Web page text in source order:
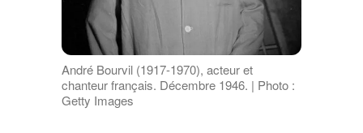
André Bourvil (1917-1970), acteur et
chanteur français. Décembre 1946. | Photo :
Getty Images